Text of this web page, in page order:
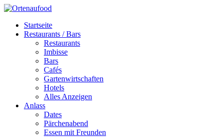
Startseite
Restaurants / Bars
Restaurants
Imbisse
Bars
Cafés
Gartenwirtschaften
Hotels
Alles Anzeigen
Anlass
Dates
Pärchenabend
Essen mit Freunden